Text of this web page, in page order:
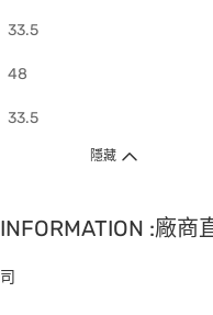
33.5
48
33.5
隱藏
:廠商